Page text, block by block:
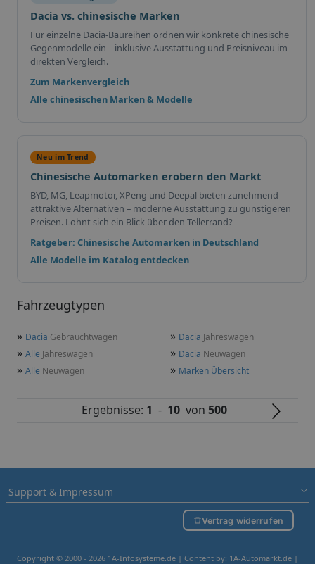
Dacia vs. chinesische Marken
Für einzelne Dacia-Baureihen ordnen wir konkrete chinesische
Gegenmodelle ein – inklusive Ausstattung und Preisniveau im
direkten Vergleich.
Zum Markenvergleich
Alle chinesischen Marken & Modelle
Neu im Trend
Chinesische Automarken erobern den Markt
BYD, MG, Leapmotor, XPeng und Deepal bieten zunehmend
attraktive Alternativen – moderne Ausstattung zu günstigeren
Preisen. Lohnt sich ein Blick über den Tellerrand?
Ratgeber: Chinesische Automarken in Deutschland
Alle Modelle im Katalog entdecken
Fahrzeugtypen
» Dacia Gebrauchtwagen » Dacia Jahreswagen
» Alle Jahreswagen » Dacia Neuwagen
» Alle Neuwagen » Marken Übersicht
Ergebnisse: 1 - 10 von500
Support & Impressum
Vertrag widerrufen
Copyright © 2000 - 2026 1A-Infosysteme.de | Content by: 1A-Automarkt.de |